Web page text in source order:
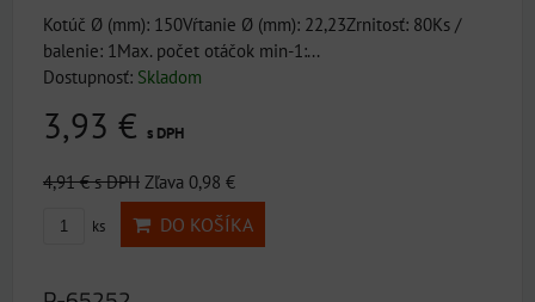
Kotúč Ø (mm): 150Vŕtanie Ø (mm): 22,23Zrnitosť: 80Ks /
balenie: 1Max. počet otáčok min-1:...
Dostupnosť: Skladom
3,93 € s DPH
4,91 €s DPH Zľava 0,98 €
ks DO KOŠÍKA